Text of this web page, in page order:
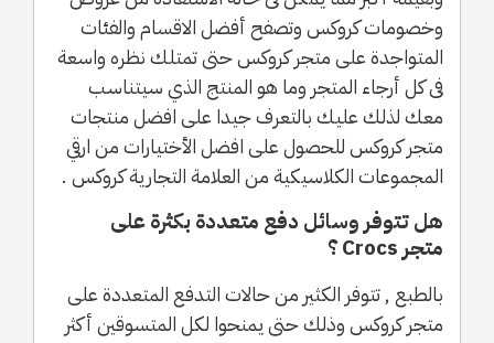
وخصومات كروكس وتصفح أفضل الاقسام والفئات
المتواجدة على متجر كروكس حتى تمتلك نظره واسعة
فى كل أرجاء المتجر وما هو المنتج الذي سيتناسب
معك لذلك عليك بالتعرف جيدا على افضل منتجات
متجر كروكس للحصول على افضل الأختيارات من ارقي
المجموعات الكلاسيكية من العلامة التجارية كروكس .
هل تتوفر وسائل دفع متعددة بكثرة على
متجر Crocs ؟
بالطبع , تتوفر الكثير من حالات التدفع المتعددة على
متجر كروكس وذلك حتى يمنحوا لكل المتسوقين أكثر